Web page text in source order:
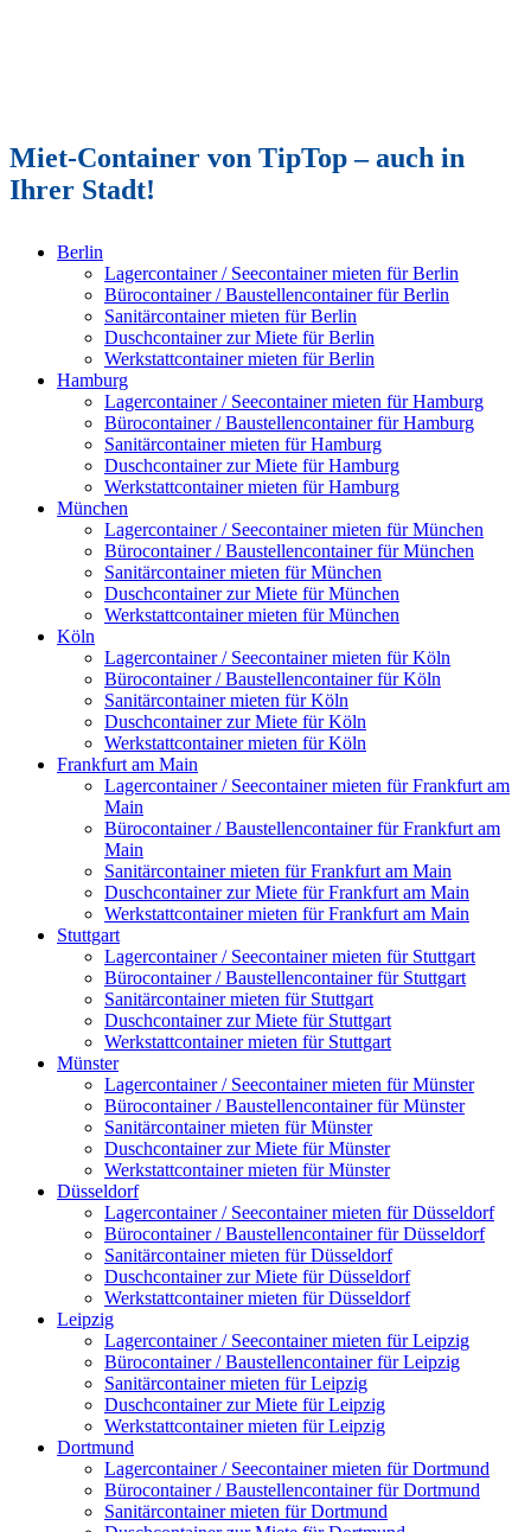
Miet-Container von TipTop – auch in
Ihrer Stadt!
Berlin
Lagercontainer / Seecontainer mieten für Berlin
Bürocontainer / Baustellencontainer für Berlin
Sanitärcontainer mieten für Berlin
Duschcontainer zur Miete für Berlin
Werkstattcontainer mieten für Berlin
Hamburg
Lagercontainer / Seecontainer mieten für Hamburg
Bürocontainer / Baustellencontainer für Hamburg
Sanitärcontainer mieten für Hamburg
Duschcontainer zur Miete für Hamburg
Werkstattcontainer mieten für Hamburg
München
Lagercontainer / Seecontainer mieten für München
Bürocontainer / Baustellencontainer für München
Sanitärcontainer mieten für München
Duschcontainer zur Miete für München
Werkstattcontainer mieten für München
Köln
Lagercontainer / Seecontainer mieten für Köln
Bürocontainer / Baustellencontainer für Köln
Sanitärcontainer mieten für Köln
Duschcontainer zur Miete für Köln
Werkstattcontainer mieten für Köln
Frankfurt am Main
Lagercontainer / Seecontainer mieten für Frankfurt am
Main
Bürocontainer / Baustellencontainer für Frankfurt am
Main
Sanitärcontainer mieten für Frankfurt am Main
Duschcontainer zur Miete für Frankfurt am Main
Werkstattcontainer mieten für Frankfurt am Main
Stuttgart
Lagercontainer / Seecontainer mieten für Stuttgart
Bürocontainer / Baustellencontainer für Stuttgart
Sanitärcontainer mieten für Stuttgart
Duschcontainer zur Miete für Stuttgart
Werkstattcontainer mieten für Stuttgart
Münster
Lagercontainer / Seecontainer mieten für Münster
Bürocontainer / Baustellencontainer für Münster
Sanitärcontainer mieten für Münster
Duschcontainer zur Miete für Münster
Werkstattcontainer mieten für Münster
Düsseldorf
Lagercontainer / Seecontainer mieten für Düsseldorf
Bürocontainer / Baustellencontainer für Düsseldorf
Sanitärcontainer mieten für Düsseldorf
Duschcontainer zur Miete für Düsseldorf
Werkstattcontainer mieten für Düsseldorf
Leipzig
Lagercontainer / Seecontainer mieten für Leipzig
Bürocontainer / Baustellencontainer für Leipzig
Sanitärcontainer mieten für Leipzig
Duschcontainer zur Miete für Leipzig
Werkstattcontainer mieten für Leipzig
Dortmund
Lagercontainer / Seecontainer mieten für Dortmund
Bürocontainer / Baustellencontainer für Dortmund
Sanitärcontainer mieten für Dortmund